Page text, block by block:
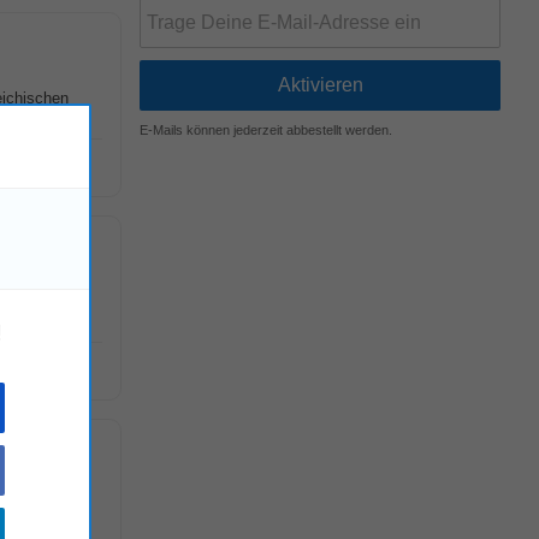
am
E-Mails können jederzeit abbestellt werden.